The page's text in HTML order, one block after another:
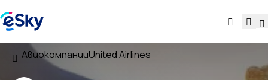
АвиокомпанииUnited Airlines